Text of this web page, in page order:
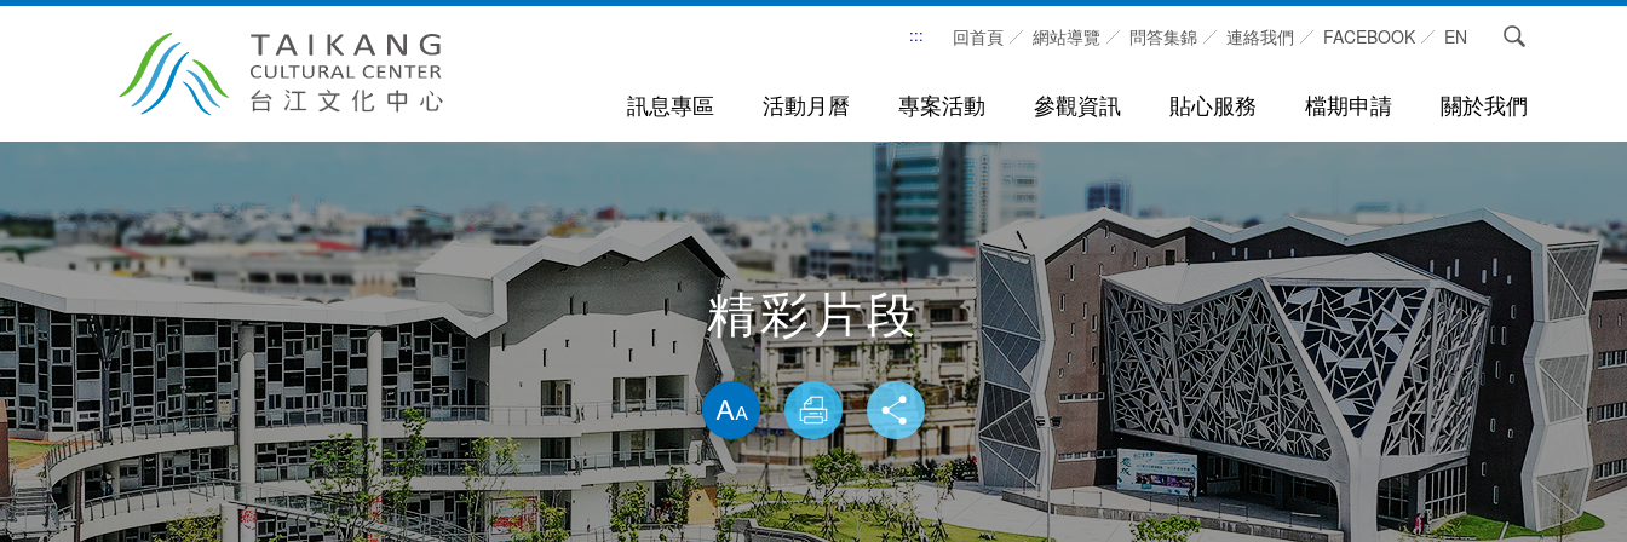
跳
::: 回首頁 網站導覽 問答集錦 連絡我們 FACEBOOK EN
訊息專區 活動月曆 專案活動 參觀資訊 貼心服務 檔期申請 關於我們
精彩片段
略過字型切換，社群分享工具列